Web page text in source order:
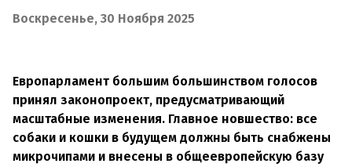
Воскресенье, 30 Ноября 2025
Европарламент большим большинством голосов
принял законопроект, предусматривающий
масштабные изменения. Главное новшество: все
собаки и кошки в будущем должны быть снабжены
микрочипами и внесены в общеевропейскую базу